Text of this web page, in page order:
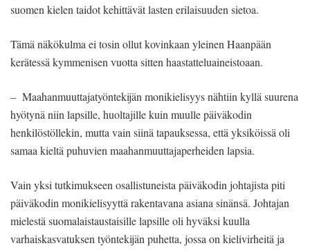
suomen kielen taidot kehittävät lasten erilaisuuden sietoa.
Tämä näkökulma ei tosin ollut kovinkaan yleinen Haanpään
kerätessä kymmenisen vuotta sitten haastatteluaineistoaan.
– Maahanmuuttajatyöntekijän monikielisyys nähtiin kyllä suurena
hyötynä niin lapsille, huoltajille kuin muulle päiväkodin
henkilöstöllekin, mutta vain siinä tapauksessa, että yksiköissä oli
samaa kieltä puhuvien maahanmuuttajaperheiden lapsia.
Vain yksi tutkimukseen osallistuneista päiväkodin johtajista piti
päiväkodin monikielisyyttä rakentavana asiana sinänsä. Johtajan
mielestä suomalaistaustaisille lapsille oli hyväksi kuulla
varhaiskasvatuksen työntekijän puhetta, jossa on kielivirheitä ja